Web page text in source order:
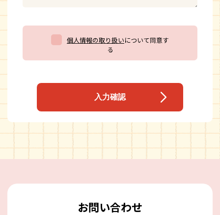
個人情報の取り扱いについて同意す
る
入力確認
お問い合わせ